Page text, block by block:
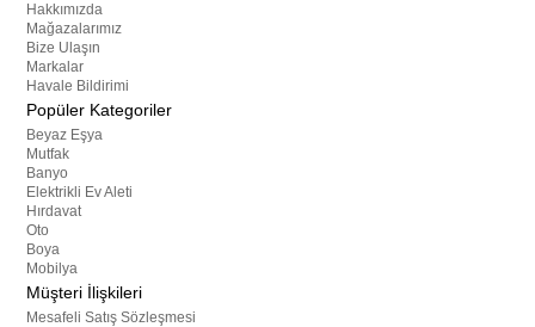
Hakkımızda
Mağazalarımız
Bize Ulaşın
Markalar
Havale Bildirimi
Popüler Kategoriler
Beyaz Eşya
Mutfak
Banyo
Elektrikli Ev Aleti
Hırdavat
Oto
Boya
Mobilya
Müşteri İlişkileri
Mesafeli Satış Sözleşmesi